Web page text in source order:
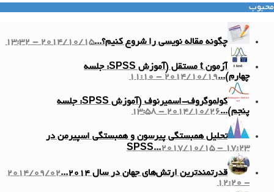
محبوب
چگونه مقاله نویسی را شروع کنیم؟...2014/10/15 - 13:32
آزمون t مستقل (آموزش SPSS: جلسه
چهارم)...2014/10/19 - 11:10
کولموگروف-اسمیرنوف (آموزش SPSS: جلسه
پنجم)...2014/10/26 - 13:58
تحلیل همبستگی پیرسون و همبستگی اسپیرمن در
SPSS...2017/10/15 - 17:23
قدرتمندترین ارتش‌های جهان در سال ۲۰۱۴...
2014/09/02
- 12:20